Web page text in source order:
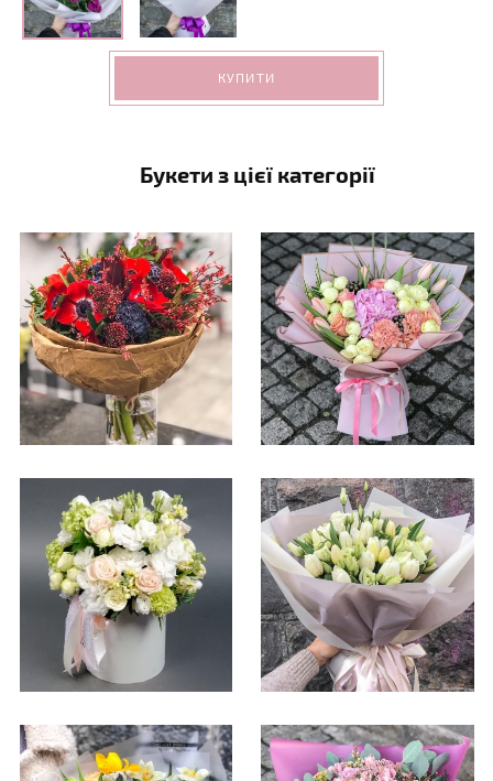
КУПИТИ
Букети з цієї категорії